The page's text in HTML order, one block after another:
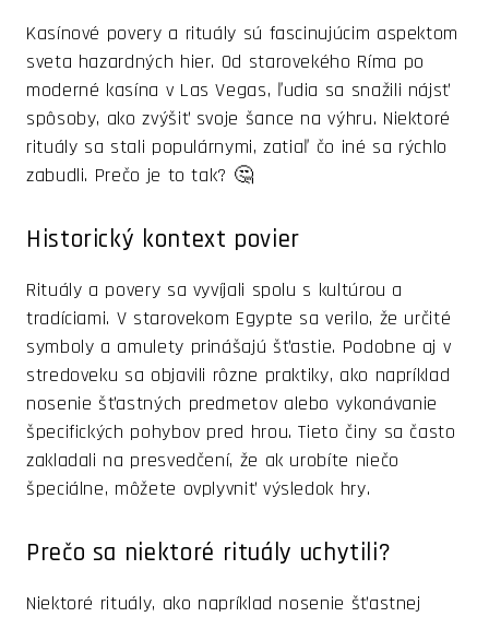
Kasínové povery a rituály sú fascinujúcim aspektom
sveta hazardných hier. Od starovekého Ríma po
moderné kasína v Las Vegas, ľudia sa snažili nájsť
spôsoby, ako zvýšiť svoje šance na výhru. Niektoré
rituály sa stali populárnymi, zatiaľ čo iné sa rýchlo
zabudli. Prečo je to tak? 🤔
Historický kontext povier
Rituály a povery sa vyvíjali spolu s kultúrou a
tradíciami. V starovekom Egypte sa verilo, že určité
symboly a amulety prinášajú šťastie. Podobne aj v
stredoveku sa objavili rôzne praktiky, ako napríklad
nosenie šťastných predmetov alebo vykonávanie
špecifických pohybov pred hrou. Tieto činy sa často
zakladali na presvedčení, že ak urobíte niečo
špeciálne, môžete ovplyvniť výsledok hry.
Prečo sa niektoré rituály uchytili?
Niektoré rituály, ako napríklad nosenie šťastnej